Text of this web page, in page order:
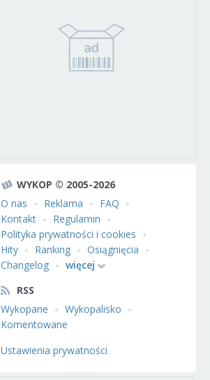
WYKOP © 2005-2026
O nas
Reklama
FAQ
Kontakt
Regulamin
Polityka prywatności i cookies
Hity
Ranking
Osiągnięcia
Changelog
więcej
RSS
Wykopane
Wykopalisko
Komentowane
Ustawienia prywatności